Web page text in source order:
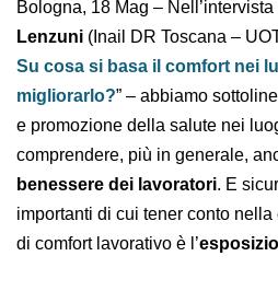
Bologna, 18 Mag –
aPaolo Lenzuni(Inail DR
dal titolo “ Su cosa si basa il
lavoro e come migliorarlo?”
come la prevenzione e
luoghi di lavoro debba
anche un’attenzione al
sicuramente uno degli aspetti
conto nella creazione di